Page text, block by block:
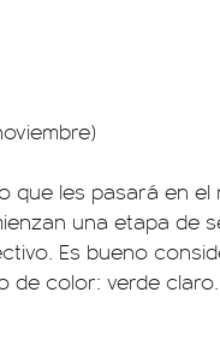
que les pasará en
una etapa de
Es bueno
de color: verde claro.